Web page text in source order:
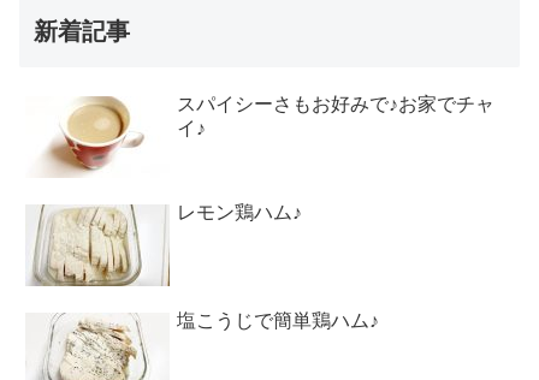
新着記事
スパイシーさもお好みで♪お家でチャ
イ♪
レモン鶏ハム♪
塩こうじで簡単鶏ハム♪